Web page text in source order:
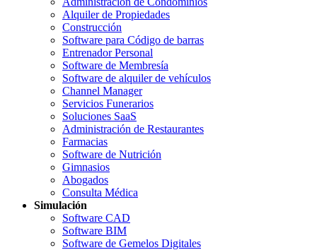
Alquiler de Propiedades
Construcción
Software para Código de barras
Entrenador Personal
Software de Membresía
Software de alquiler de vehículos
Channel Manager
Servicios Funerarios
Soluciones SaaS
Administración de Restaurantes
Farmacias
Software de Nutrición
Gimnasios
Abogados
Consulta Médica
Simulación
Software CAD
Software BIM
Software de Gemelos Digitales